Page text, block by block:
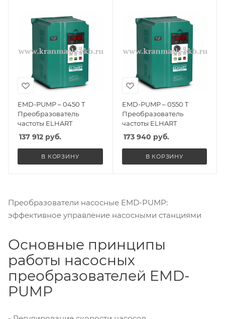
EMD-PUMP – 0450 T
Преобразователь
частоты ELHART
137 912 руб.
В КОРЗИНУ
EMD-PUMP – 0550 T
Преобразователь
частоты ELHART
173 940 руб.
В КОРЗИНУ
Преобразователи насосные EMD-PUMP:
эффективное управление насосными станциями
Основные принципы
работы насосных
преобразователей EMD-
PUMP